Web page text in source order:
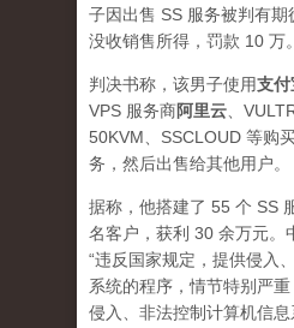
子因出售 SS 服务被判有期
没收销售所得，罚款 10 万。
判决书称，该男子使用支付
VPS 服务商阿里云 、
50KVM、SSCLOUD 等购
务，然后出售给其他用户。
据称，他搭建了 55 个 SS
名客户，获利 30 余万元。
“违反国家规定，提供侵入
系统的程序，情节特别严
侵入、非法控制计算机信息